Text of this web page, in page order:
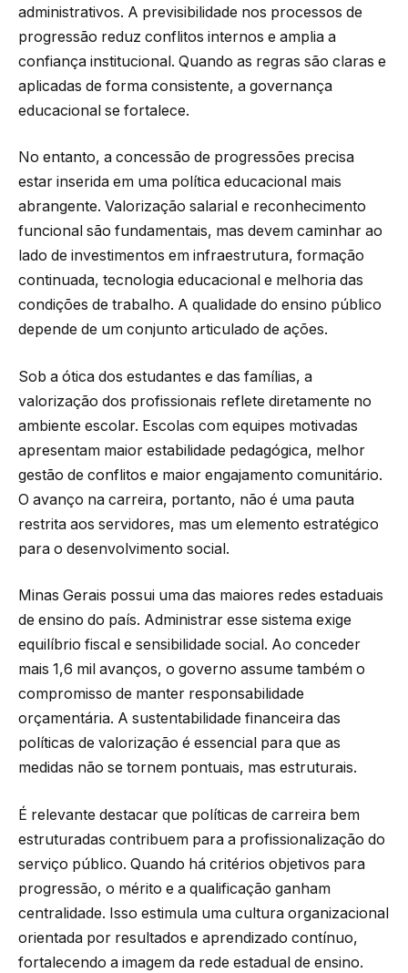
administrativos. A previsibilidade nos processos de
progressão reduz conflitos internos e amplia a
confiança institucional. Quando as regras são claras e
aplicadas de forma consistente, a governança
educacional se fortalece.
No entanto, a concessão de progressões precisa
estar inserida em uma política educacional mais
abrangente. Valorização salarial e reconhecimento
funcional são fundamentais, mas devem caminhar ao
lado de investimentos em infraestrutura, formação
continuada, tecnologia educacional e melhoria das
condições de trabalho. A qualidade do ensino público
depende de um conjunto articulado de ações.
Sob a ótica dos estudantes e das famílias, a
valorização dos profissionais reflete diretamente no
ambiente escolar. Escolas com equipes motivadas
apresentam maior estabilidade pedagógica, melhor
gestão de conflitos e maior engajamento comunitário.
O avanço na carreira, portanto, não é uma pauta
restrita aos servidores, mas um elemento estratégico
para o desenvolvimento social.
Minas Gerais possui uma das maiores redes estaduais
de ensino do país. Administrar esse sistema exige
equilíbrio fiscal e sensibilidade social. Ao conceder
mais 1,6 mil avanços, o governo assume também o
compromisso de manter responsabilidade
orçamentária. A sustentabilidade financeira das
políticas de valorização é essencial para que as
medidas não se tornem pontuais, mas estruturais.
É relevante destacar que políticas de carreira bem
estruturadas contribuem para a profissionalização do
serviço público. Quando há critérios objetivos para
progressão, o mérito e a qualificação ganham
centralidade. Isso estimula uma cultura organizacional
orientada por resultados e aprendizado contínuo,
fortalecendo a imagem da rede estadual de ensino.